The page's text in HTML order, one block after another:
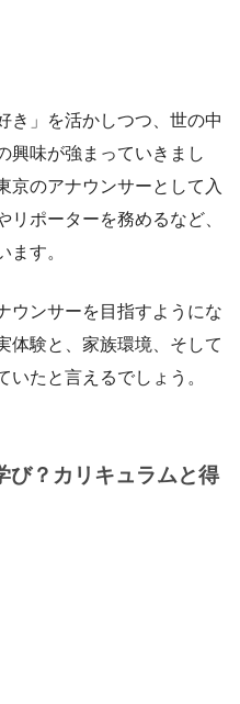
き」を活かしつつ、世の中
興味が強まっていきまし
京のアナウンサーとして入
ポーターを務めるなど、
ます。
ウンサーを目指すようにな
体験と、家族環境、そして
たと言えるでしょう。
び？カリキュラムと得